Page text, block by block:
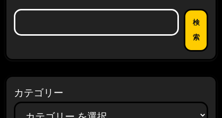
検
索
カテゴリー